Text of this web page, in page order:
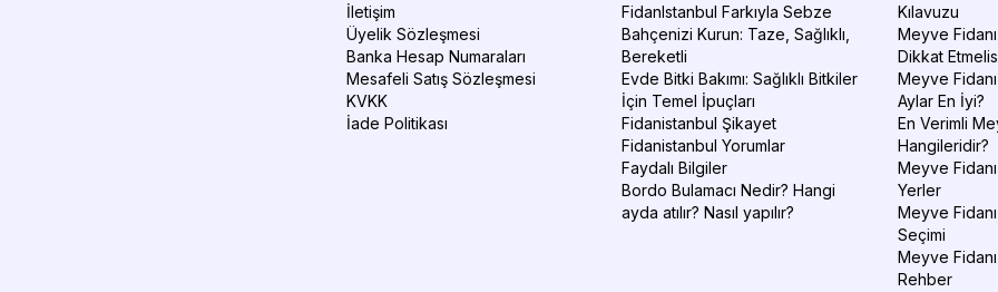
İletişim
Üyelik Sözleşmesi
Banka Hesap Numaraları
Mesafeli Satış Sözleşmesi
KVKK
İade Politikası
FidanIstanbul Farkıyla Sebze
Bahçenizi Kurun: Taze, Sağlıklı,
Bereketli
Evde Bitki Bakımı: Sağlıklı Bitkiler
İçin Temel İpuçları
Fidanistanbul Şikayet
Fidanistanbul Yorumlar
Faydalı Bilgiler
Bordo Bulamacı Nedir? Hangi
ayda atılır? Nasıl yapılır?
Kılavuzu
Meyve
Dikkat
Meyve
Aylar En İyi?
En Verimli
Hangileridir?
Meyve
Yerler
Meyve
Seçimi
Meyve Fidanı
Rehber